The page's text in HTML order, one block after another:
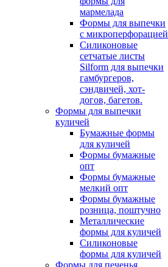
мармелада
Формы для выпечки
с микроперфорацией
Силиконовые
сетчатые листы
Silform для выпечки
гамбургеров,
сэндвичей, хот-
догов, багетов.
Формы для выпечки
куличей
Бумажные формы
для куличей
Формы бумажные
опт
Формы бумажные
мелкий опт
Формы бумажные
розница, поштучно
Металлические
формы для куличей
Силиконовые
формы для куличей
Формы для печенья